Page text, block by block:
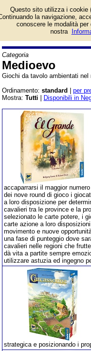
Categoria
Medioevo
Giochi da tavolo ambientati
Ordinamento: standard per
Mostra: Tutti Disponibili in
accaparrarsi il maggior
dei nove round di gioco i
a loro disposizione per
cavalieri tra le province e la
selezionato le carte potere, i
carte azione a loro
movimento e nuove
una fase di punteggio dove
cavalieri nelle regioni che
dà vita a partite sempre
utilizzare astuzia ed ingegno
strategica e posizionando i
Questo sito utilizza i cookie
la navigazione,
conoscere le modalità
nostra